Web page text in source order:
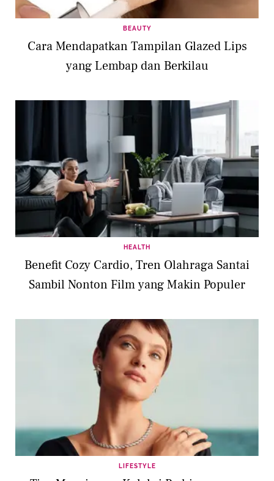
BEAUTY
Cara Mendapatkan Tampilan Glazed Lips
yang Lembap dan Berkilau
HEALTH
Benefit Cozy Cardio, Tren Olahraga Santai
Sambil Nonton Film yang Makin Populer
LIFESTYLE